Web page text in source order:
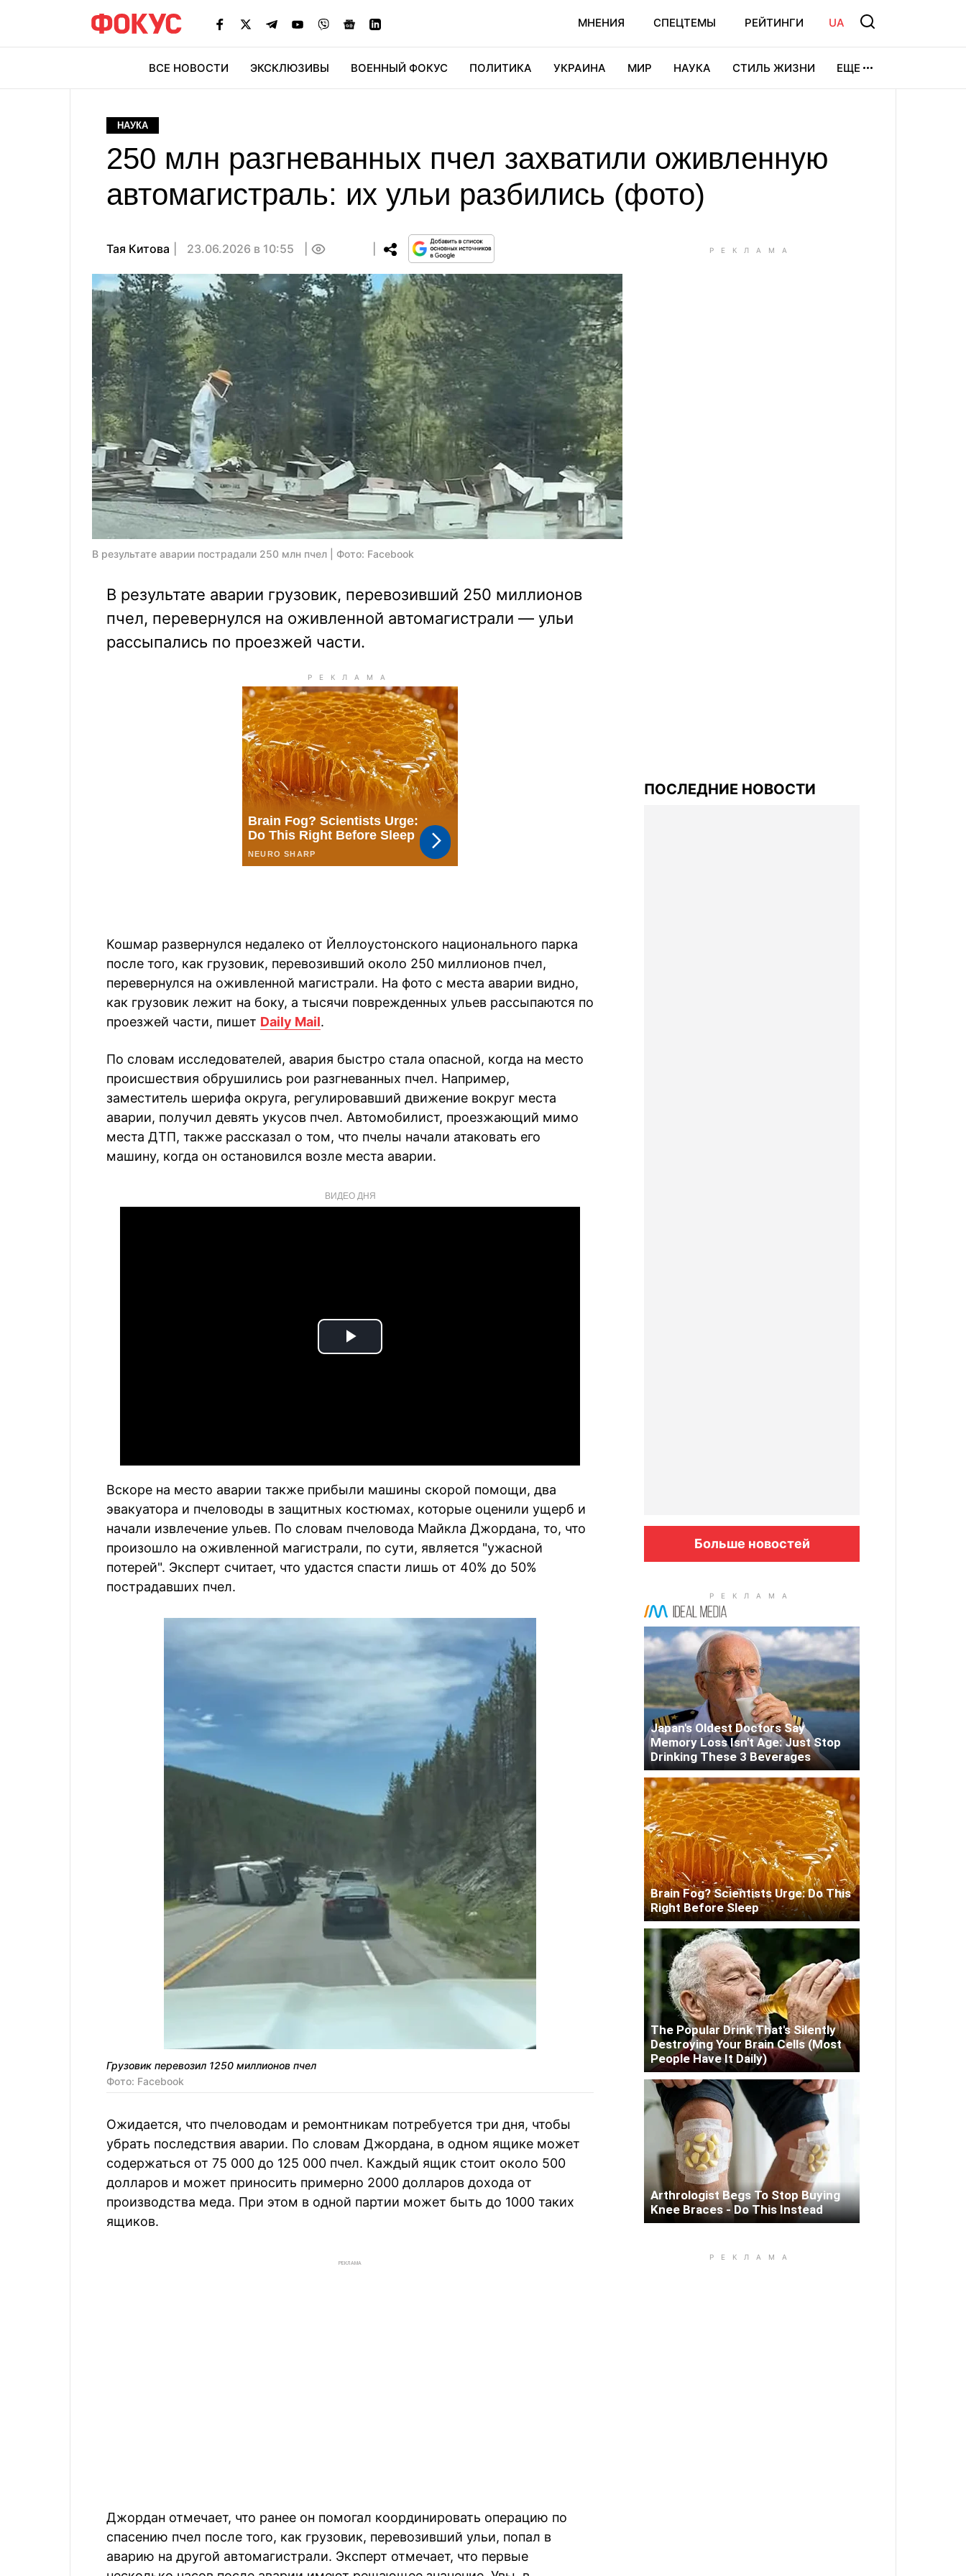
МНЕНИЯ СПЕЦТЕМЫ РЕЙТИНГИ UA
ВСЕ НОВОСТИ ЭКСКЛЮЗИВЫ ВОЕННЫЙ ФОКУС ПОЛИТИКА УКРАИНА МИР НАУКА СТИЛЬ ЖИЗНИ ЕЩЕ
НАУКА
250 млн разгневанных пчел захватили оживленную
автомагистраль: их ульи разбились (фото)
Тая Китова 23.06.2026 в 10:55
В результате аварии пострадали 250 млн пчел | Фото: Facebook
В результате аварии грузовик, перевозивший 250 миллионов
пчел, перевернулся на оживленной автомагистрали — ульи
рассыпались по проезжей части.
Кошмар развернулся недалеко от Йеллоустонского национального парка
после того, как грузовик, перевозивший около 250 миллионов пчел,
перевернулся на оживленной магистрали. На фото с места аварии видно,
как грузовик лежит на боку, а тысячи поврежденных ульев рассыпаются по
проезжей части, пишет Daily Mail.
По словам исследователей, авария быстро стала опасной, когда на место
происшествия обрушились рои разгневанных пчел. Например,
заместитель шерифа округа, регулировавший движение вокруг места
аварии, получил девять укусов пчел. Автомобилист, проезжающий мимо
места ДТП, также рассказал о том, что пчелы начали атаковать его
машину, когда он остановился возле места аварии.
ВИДЕО ДНЯ
Play
Вскоре на место аварии также прибыли машины скорой помощи, два
эвакуатора и пчеловоды в защитных костюмах, которые оценили ущерб и
начали извлечение ульев. По словам пчеловода Майкла Джордана, то, что
произошло на оживленной магистрали, по сути, является "ужасной
потерей". Эксперт считает, что удастся спасти лишь от 40% до 50%
пострадавших пчел.
Грузовик перевозил 1250 миллионов пчел
Фото: Facebook
Ожидается, что пчеловодам и ремонтникам потребуется три дня, чтобы
убрать последствия аварии. По словам Джордана, в одном ящике может
содержаться от 75 000 до 125 000 пчел. Каждый ящик стоит около 500
долларов и может приносить примерно 2000 долларов дохода от
производства меда. При этом в одной партии может быть до 1000 таких
ящиков.
РЕКЛАМА
Джордан отмечает, что ранее он помогал координировать операцию по
спасению пчел после того, как грузовик, перевозивший ульи, попал в
аварию на другой автомагистрали. Эксперт отмечает, что первые
ПОСЛЕДНИЕ НОВОСТИ
Больше новостей